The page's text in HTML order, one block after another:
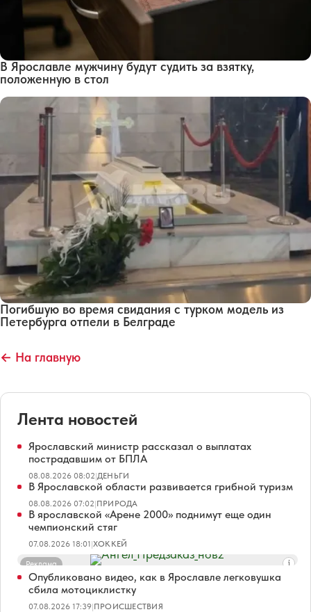
В Ярославле мужчину будут судить за взятку,
положенную в стол
Погибшую во время свидания с турком модель из
Петербурга отпели в Белграде
← На главную
Лента новостей
Ярославский министр рассказал о выплатах
пострадавшим от БПЛА
08.08.2026 08:02|ДЕНЬГИ
В Ярославской области развивается грибной туризм
08.08.2026 07:02|ПРИРОДА
В ярославской «Арене 2000» поднимут еще один
чемпионский стяг
07.08.2026 18:01|ХОККЕЙ
Реклама
Опубликовано видео, как в Ярославле легковушка
сбила мотоциклистку
07.08.2026 17:39|ПРОИСШЕСТВИЯ